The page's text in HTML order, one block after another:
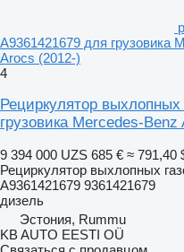
A9361421679 для грузовика
Arocs (2012-)
4
Рециркулятор выхлопных
грузовика Mercedes-
9 394 000 UZS 685 € ≈ 791,40
Рециркулятор выхлопных
A9361421679 9361421679
дизель
Эстония, Rummu
KB AUTO EESTI OÜ